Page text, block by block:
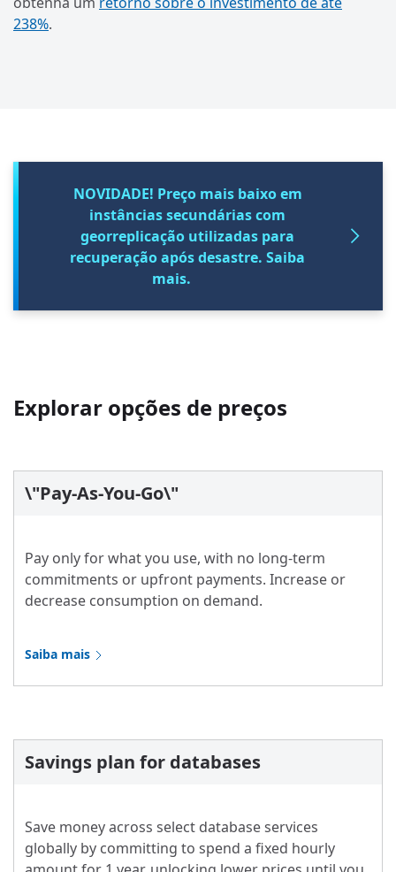
238%.
NOVIDADE! Preço mais baixo em
instâncias secundárias com
georreplicação utilizadas para
recuperação após desastre. Saiba
mais.
Explorar opções de preços
\"Pay-As-You-Go\"
Pay only for what you use, with no long-term
commitments or upfront payments. Increase or
decrease consumption on demand.
Saiba mais
Savings plan for databases
Save money across select database services
globally by committing to spend a fixed hourly